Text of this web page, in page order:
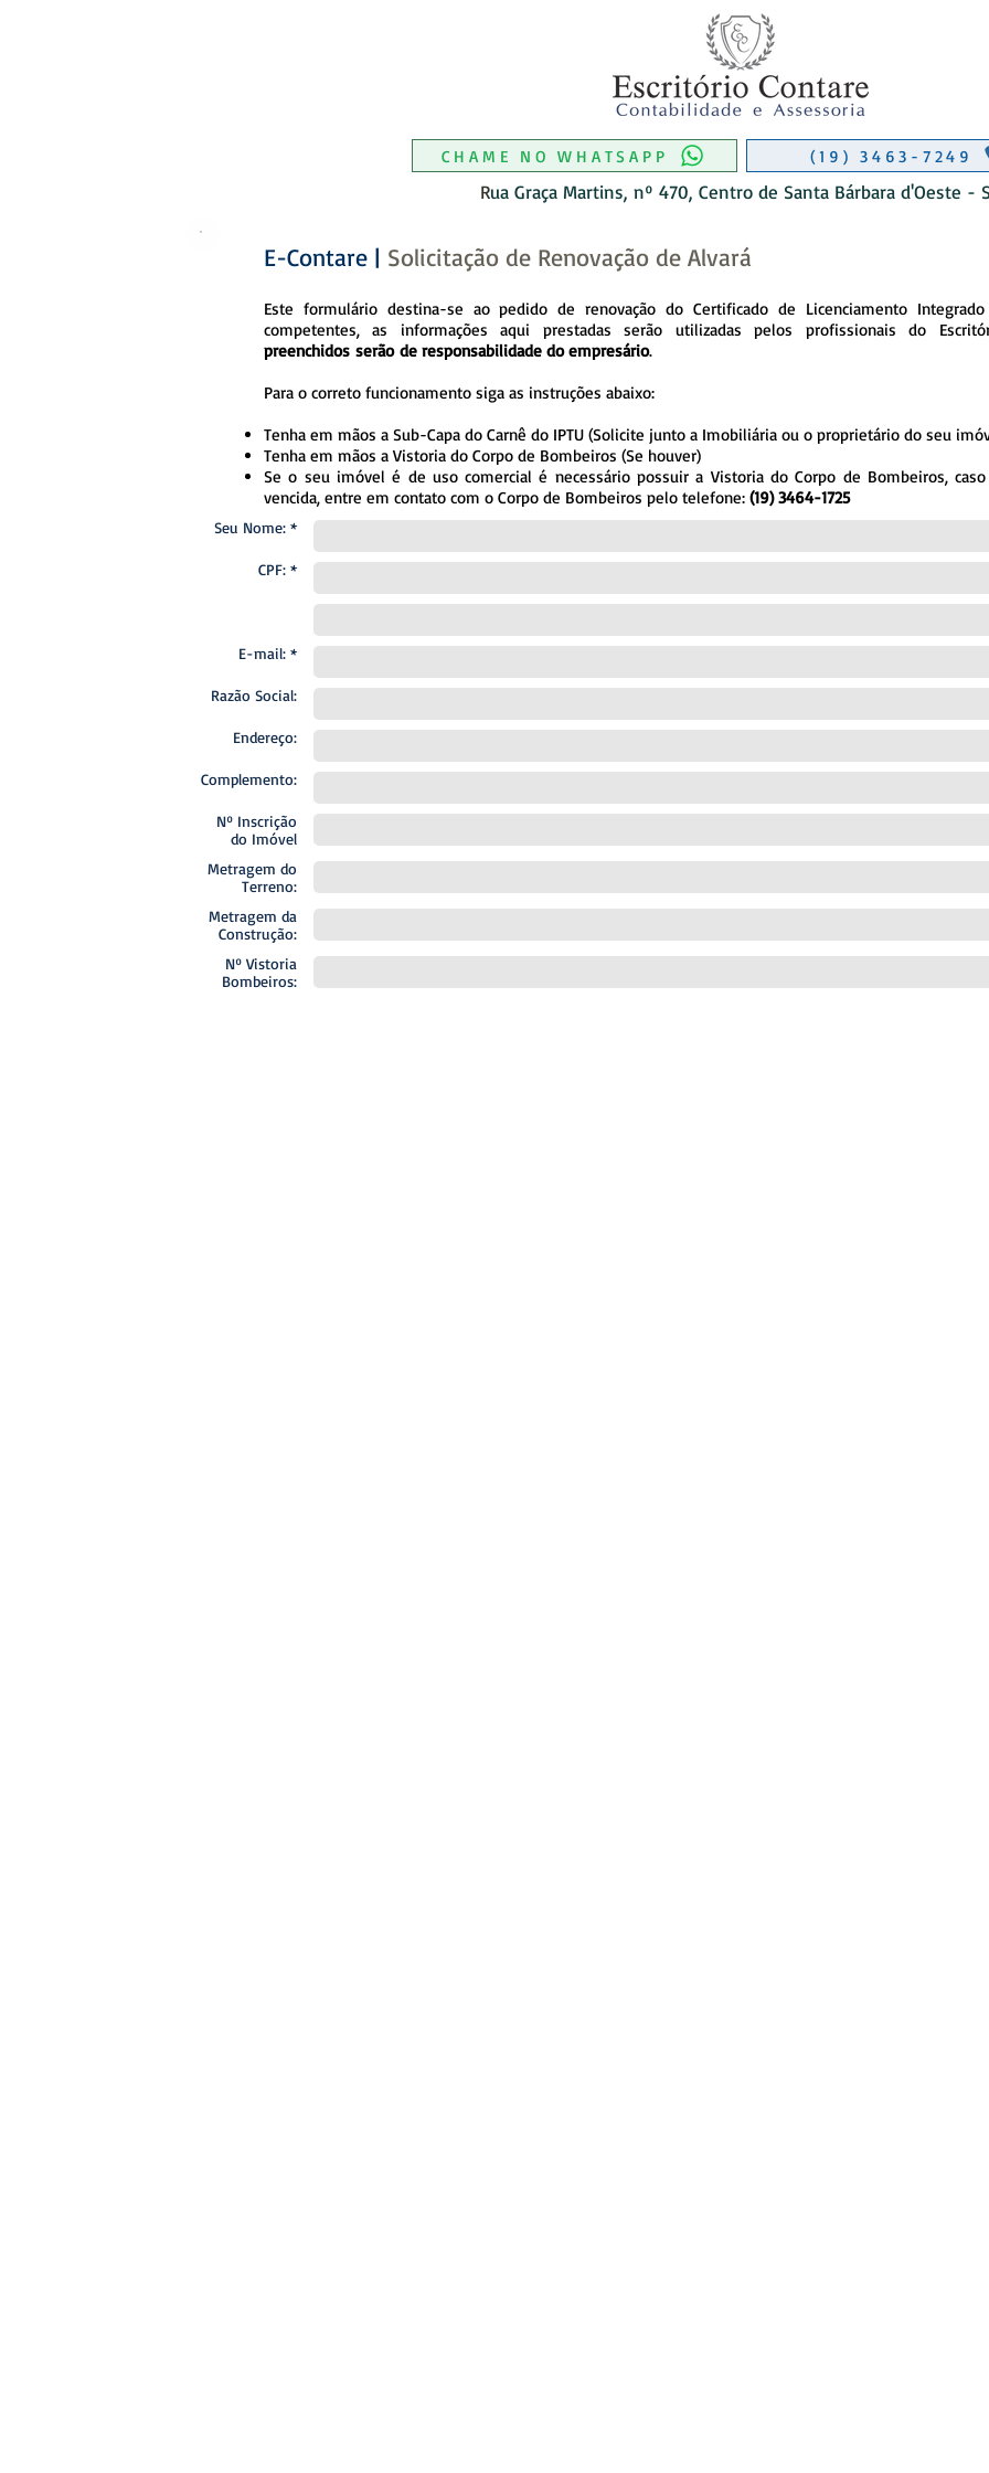
ESCRITÓRIO DE CONTABIL EM AMERICANA
ESCRITÓRIO DE CONTABILIDADE EM MONTE
ESCRITÓRIO CONTÁBIL EM MONTE MOR
ESCRITÓRIO CONTÁBIL EM MONTE MOR
ESCRITÓRIO DE CONTABILIDADE EM MONTE MOR
ESCRITÓRIO CONTÁBIL EM MONTE MOR
CHAME NO WHATSAPP (19) 3463-7249
Rua Graça Martins, nº 470, Centro de Santa Bárbara d'Oeste -
E-Contare | Solicitação de Renovação de Alvará
Este formulário destina-se ao pedido de renovação do Certificado de Licenciamento
competentes, as informações aqui prestadas serão utilizadas pelos profissionais do
preenchidos serão de responsabilidade do empresário. ​
Para o correto funcionamento siga as instruções abaixo: ​
Tenha em mãos a Sub-Capa do Carnê do IPTU (Solicite junto a Imobiliária ou o proprietário do seu
Tenha em mãos a Vistoria do Corpo de Bombeiros (Se houver)
Se o seu imóvel é de uso comercial é necessário possuir a Vistoria do Corpo de Bombeiros,
vencida, entre em contato com o Corpo de Bombeiros pelo telefone: (19) 3464-1725
Seu Nome: *
CPF: *
E-mail: *
Razão Social:
Endereço:
Complemento:
Nº Inscrição
do Imóvel
Metragem do
Terreno:
Metragem da
Construção:
Nº Vistoria
Bombeiros: